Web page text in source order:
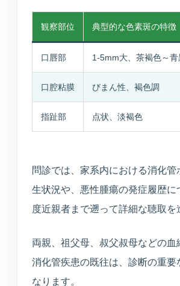
観察部位 典型的な色素斑の特徴
口唇部 1-5mm大、茶褐色～青
口腔粘膜 びまん性、褐色調
指趾部 点状、淡褐色
問診では、家系内における消化管
生状況や、悪性腫瘍の発症履歴に
度近親者まで遡って詳細な聴取を
両親、祖父母、叔父叔母などの血
消化管疾患の既往は、診断の重要
なります。